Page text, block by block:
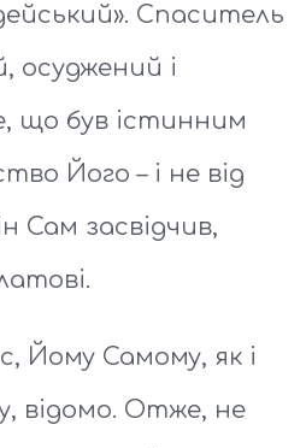
Спаситель
осуджений і
що був істинним
Його – і не від
Сам засвідчив,
Йому Самому, як і
відомо. Отже, не